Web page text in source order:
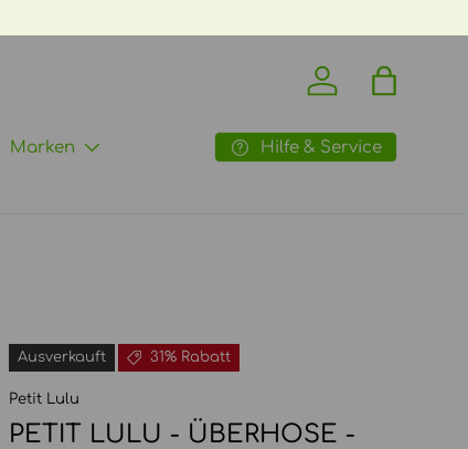
Einloggen
Marken Hilfe & Service
Ausverkauft 31% Rabatt
Petit Lulu
PETIT LULU - ÜBERHOSE -